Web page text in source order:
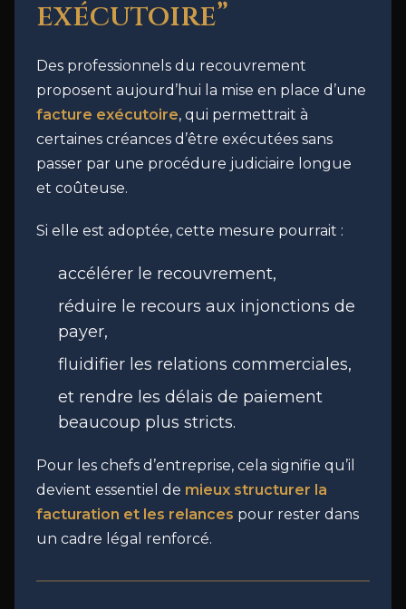
exécutoire”
Des professionnels du recouvrement
proposent aujourd’hui la mise en place d’une
facture exécutoire, qui permettrait à
certaines créances d’être exécutées sans
passer par une procédure judiciaire longue
et coûteuse.
Si elle est adoptée, cette mesure pourrait :
accélérer le recouvrement,
réduire le recours aux injonctions de
payer,
fluidifier les relations commerciales,
et rendre les délais de paiement
beaucoup plus stricts.
Pour les chefs d’entreprise, cela signifie qu’il
devient essentiel de mieux structurer la
facturation et les relances pour rester dans
un cadre légal renforcé.